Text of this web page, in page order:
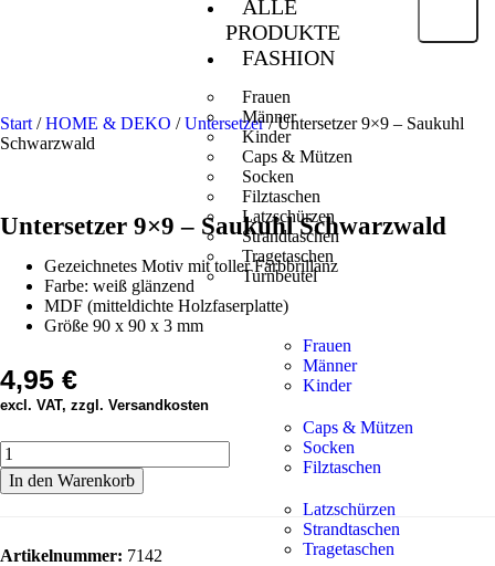
ALLE
PRODUKTE
FASHION
Frauen
Männer
Kinder
Caps & Mützen
Socken
Filztaschen
Latzschürzen
Strandtaschen
Tragetaschen
Turnbeutel
Frauen
Männer
Kinder
Caps & Mützen
Socken
Filztaschen
Latzschürzen
Strandtaschen
Tragetaschen
Start /HOME & DEKO /Untersetzer/ Untersetzer 9×9 – Saukuhl
Schwarzwald
Untersetzer 9×9 – Saukuhl Schwarzwald
Gezeichnetes Motiv mit toller Farbbrillanz
Farbe: weiß glänzend
MDF (mitteldichte Holzfaserplatte)
Größe 90 x 90 x 3 mm
4,95 €
excl. VAT, zzgl. Versandkosten
In den Warenkorb
Artikelnummer: 7142